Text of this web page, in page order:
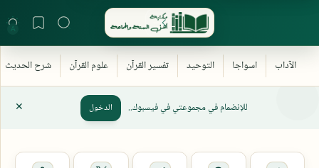
للإنضمام في مجموعتي في فيسبوك.. الدخول